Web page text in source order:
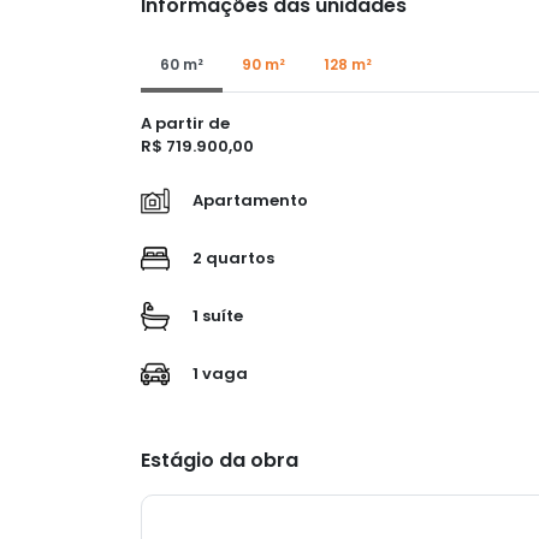
Informações das unidades
60 m² 90 m² 128 m²
A partir de
R$ 719.900,00
Apartamento
2 quartos
1 suíte
1 vaga
Estágio da obra